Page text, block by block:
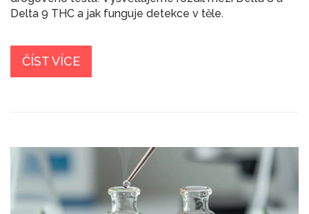
Delta 9 THC a jak funguje detekce v těle.
ČÍST VÍCE